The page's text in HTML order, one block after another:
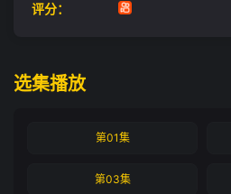
评分：
选集播放
第01集
第03集